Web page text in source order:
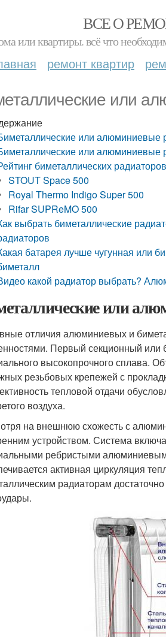
ВСЕ О
или квартиры. всё что
ремонт квартир
или
или алюминиевые
или алюминиевые
биметаллических
STOUT Space 500
Royal Thermo Indigo Super 500
Rifar SUPReMO 500
выбрать биметаллические
батарея лучше чугунная или
какой радиатор выбрать?
или
отличия алюминиевых и
Первый секционный
высокопрочного сплава.
резьбовых крепежей с
тепловой отдачи
воздуха.
на внешнюю схожесть с
устройством. Система
ребристыми
активная циркуляция
радиаторам